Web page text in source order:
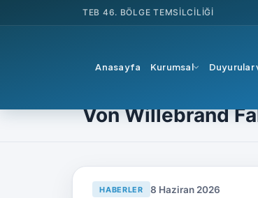
TEB 46. BÖLGE TEMSILCILIĞI
Anasayfa Kurumsal Duyurular
Von Willebrand
HABERLER 8 Haziran 2026